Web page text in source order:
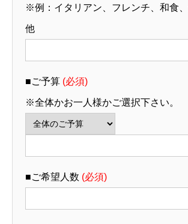
※例：イタリアン、フレンチ、和食
他
■ご予算 (必須)
※全体かお一人様かご選択下さい。
■ご希望人数 (必須)